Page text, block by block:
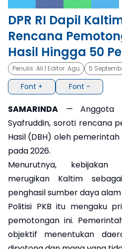
×
DPR RI Dapil
Rencana
Hasil Hingga 50
Penulis: Ali | Editor: Agu 5
Font + Font -
SAMARINDA — Anggota
Syafruddin, soroti rencana
Hasil (DBH) oleh
pada 2026.
Menurutnya,
merugikan Kaltim
penghasil sumber daya
Politisi PKB itu mengaku
pemotongan ini.
objektif menentukan